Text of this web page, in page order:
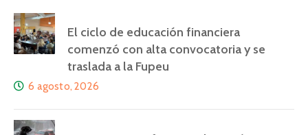
El ciclo de educación financiera
comenzó con alta convocatoria y se
traslada a la Fupeu
6 agosto, 2026